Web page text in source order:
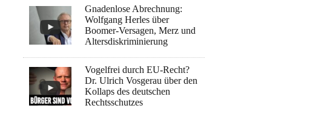
Gnadenlose Abrechnung:
Wolfgang Herles über
Boomer-Versagen, Merz und
Altersdiskriminierung
Vogelfrei durch EU-Recht?
Dr. Ulrich Vosgerau über den
Kollaps des deutschen
Rechtsschutzes